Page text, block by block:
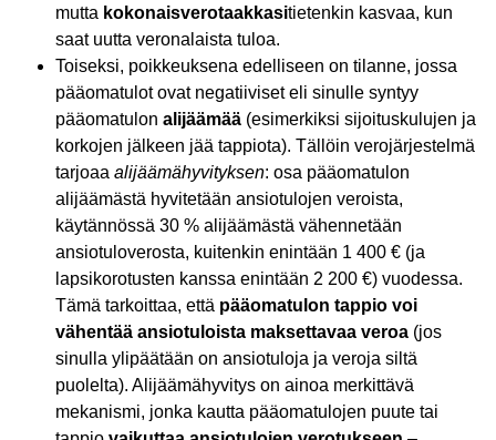
mutta kokonaisverotaakkasitietenkin kasvaa, kun
saat uutta veronalaista tuloa.
Toiseksi, poikkeuksena edelliseen on tilanne, jossa
pääomatulot ovat negatiiviset eli sinulle syntyy
pääomatulon alijäämää (esimerkiksi sijoituskulujen ja
korkojen jälkeen jää tappiota). Tällöin verojärjestelmä
tarjoaa alijäämähyvityksen: osa pääomatulon
alijäämästä hyvitetään ansiotulojen veroista,
käytännössä 30 % alijäämästä vähennetään
ansiotuloverosta, kuitenkin enintään 1 400 € (ja
lapsikorotusten kanssa enintään 2 200 €) vuodessa.
Tämä tarkoittaa, että pääomatulon tappio voi
vähentää ansiotuloista maksettavaa veroa (jos
sinulla ylipäätään on ansiotuloja ja veroja siltä
puolelta). Alijäämähyvitys on ainoa merkittävä
mekanismi, jonka kautta pääomatulojen puute tai